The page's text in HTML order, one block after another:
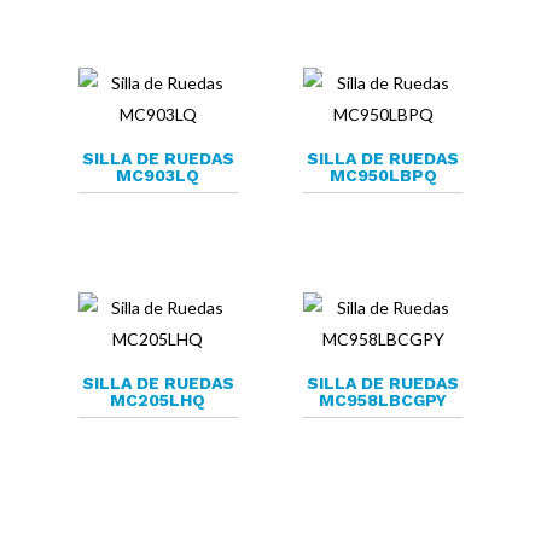
SILLA DE RUEDAS
MC903LQ
SILLA DE RUEDAS
MC950LBPQ
SILLA DE RUEDAS
MC205LHQ
SILLA DE RUEDAS
MC958LBCGPY